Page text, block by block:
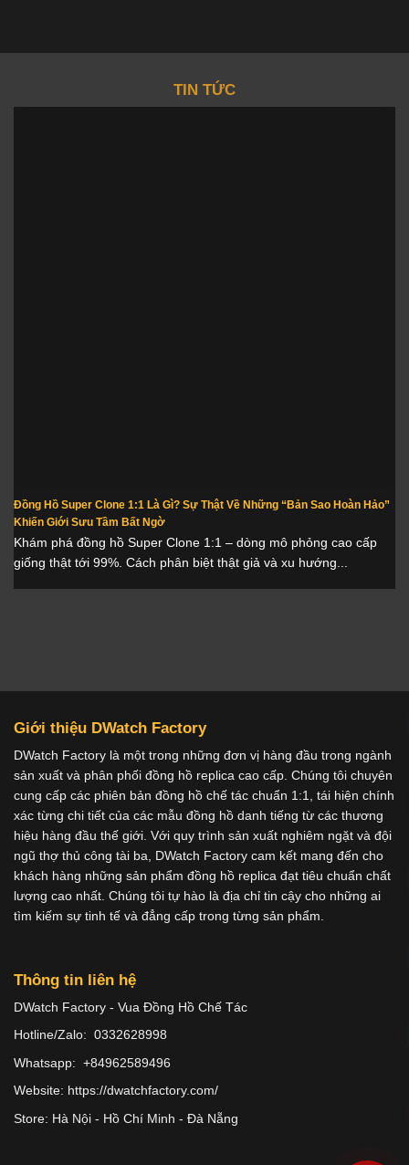
TIN TỨC
Đồng Hồ Super Clone 1:1 Là Gì? Sự Thật Về Những “Bản Sao Hoàn Hảo”
Khiến Giới Sưu Tầm Bất Ngờ
Khám phá đồng hồ Super Clone 1:1 – dòng mô phỏng cao cấp
giống thật tới 99%. Cách phân biệt thật giả và xu hướng...
Giới thiệu DWatch Factory
DWatch Factory là một trong những đơn vị hàng đầu trong ngành
sản xuất và phân phối đồng hồ replica cao cấp. Chúng tôi chuyên
cung cấp các phiên bản đồng hồ chế tác chuẩn 1:1, tái hiện chính
xác từng chi tiết của các mẫu đồng hồ danh tiếng từ các thương
hiệu hàng đầu thế giới. Với quy trình sản xuất nghiêm ngặt và đội
ngũ thợ thủ công tài ba, DWatch Factory cam kết mang đến cho
khách hàng những sản phẩm đồng hồ replica đạt tiêu chuẩn chất
lượng cao nhất. Chúng tôi tự hào là địa chỉ tin cậy cho những ai
tìm kiếm sự tinh tế và đẳng cấp trong từng sản phẩm.
Thông tin liên hệ
DWatch Factory - Vua Đồng Hồ Chế Tác
Hotline/Zalo: 0332628998
Whatsapp: +84962589496
Website: https://dwatchfactory.com/
Store: Hà Nội - Hồ Chí Minh - Đà Nẵng